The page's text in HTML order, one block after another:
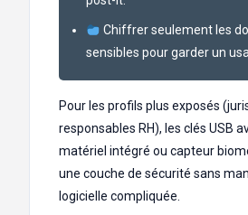
Chiffrer seulement les
sensibles pour garder un
Pour les profils plus exposés
responsables RH), les clés USB
matériel intégré ou capteur
une couche de sécurité sans
logicielle compliquée.